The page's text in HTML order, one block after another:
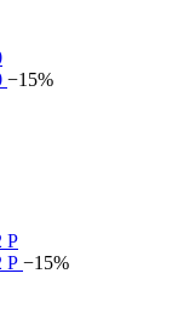
−15%
−15%